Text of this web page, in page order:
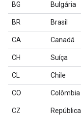
BG Bulgária
BR Brasil
CA Canadá
CH Suíça
CL Chile
CO Colômbia
CZ
República